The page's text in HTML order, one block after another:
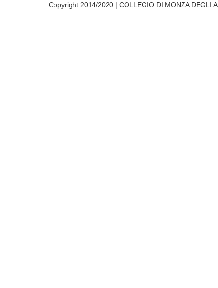
Copyright 2014/2020 | COLLEGIO DI MONZA DEGLI